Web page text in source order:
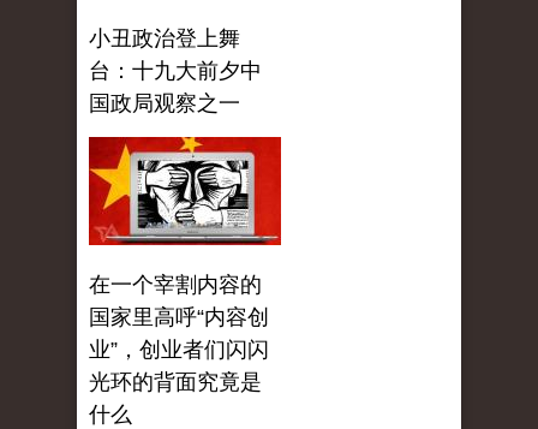
小丑政治登上舞
台：十九大前夕中
国政局观察之一
在一个宰割内容的
国家里高呼“内容创
业”，创业者们闪闪
光环的背面究竟是
什么